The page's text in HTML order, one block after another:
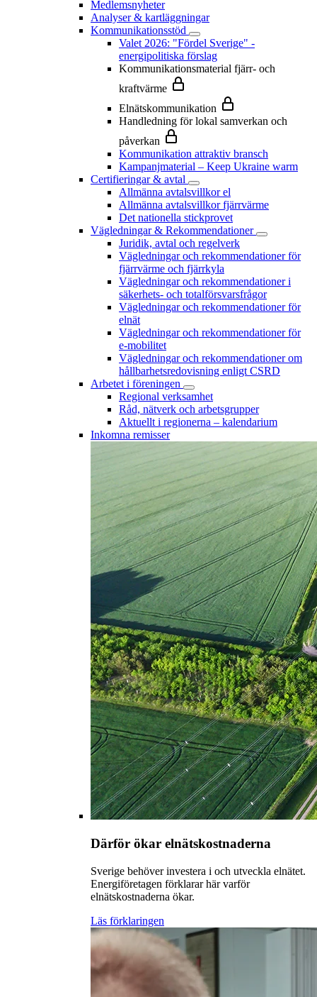
Medlemsnyheter
Analyser & kartläggningar
Kommunikationsstöd
Valet 2026: "Fördel Sverige" -
energipolitiska förslag
Kommunikationsmaterial fjärr- och
kraftvärme
Elnätskommunikation
Handledning för lokal samverkan och
påverkan
Kommunikation attraktiv bransch
Kampanjmaterial – Keep Ukraine warm
Certifieringar & avtal
Allmänna avtalsvillkor el
Allmänna avtalsvillkor fjärrvärme
Det nationella stickprovet
Vägledningar & Rekommendationer
Juridik, avtal och regelverk
Vägledningar och rekommendationer för
fjärrvärme och fjärrkyla
Vägledningar och rekommendationer i
säkerhets- och totalförsvarsfrågor
Vägledningar och rekommendationer för
elnät
Vägledningar och rekommendationer för
e-mobilitet
Vägledningar och rekommendationer om
hållbarhetsredovisning enligt CSRD
Arbetet i föreningen
Regional verksamhet
Råd, nätverk och arbetsgrupper
Aktuellt i regionerna – kalendarium
Inkomna remisser
Därför ökar elnätskostnaderna
Sverige behöver investera i och utveckla elnätet.
Energiföretagen förklarar här varför
elnätskostnaderna ökar.
Läs förklaringen